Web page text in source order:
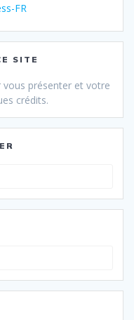
FR
SITE
vous présenter et votre
crédits.